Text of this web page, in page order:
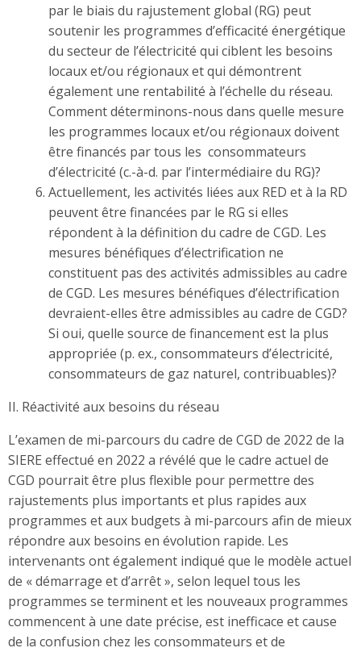
par le biais du rajustement global (RG) peut
soutenir les programmes d’efficacité énergétique
du secteur de l’électricité qui ciblent les besoins
locaux et/ou régionaux et qui démontrent
également une rentabilité à l’échelle du réseau.
Comment déterminons-nous dans quelle mesure
les programmes locaux et/ou régionaux doivent
être financés par tous les consommateurs
d’électricité (c.-à-d. par l’intermédiaire du RG)?
Actuellement, les activités liées aux RED et à la RD
peuvent être financées par le RG si elles
répondent à la définition du cadre de CGD. Les
mesures bénéfiques d’électrification ne
constituent pas des activités admissibles au cadre
de CGD. Les mesures bénéfiques d’électrification
devraient-elles être admissibles au cadre de CGD?
Si oui, quelle source de financement est la plus
appropriée (p. ex., consommateurs d’électricité,
consommateurs de gaz naturel, contribuables)?
II. Réactivité aux besoins du réseau
L’examen de mi-parcours du cadre de CGD de 2022 de la
SIERE effectué en 2022 a révélé que le cadre actuel de
CGD pourrait être plus flexible pour permettre des
rajustements plus importants et plus rapides aux
programmes et aux budgets à mi-parcours afin de mieux
répondre aux besoins en évolution rapide. Les
intervenants ont également indiqué que le modèle actuel
de « démarrage et d’arrêt », selon lequel tous les
programmes se terminent et les nouveaux programmes
commencent à une date précise, est inefficace et cause
de la confusion chez les consommateurs et de